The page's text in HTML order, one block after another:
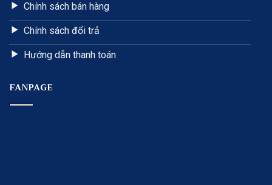
Chính sách bán hàng
Chính sách đổi trả
Hướng dẫn thanh toán
FANPAGE